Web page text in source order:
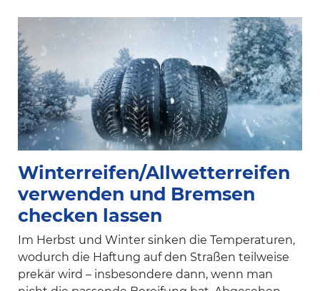
Winterreifen/Allwetterreifen
verwenden und Bremsen
checken lassen
Im Herbst und Winter sinken die Temperaturen,
wodurch die Haftung auf den Straßen teilweise
prekär wird – insbesondere dann, wenn man